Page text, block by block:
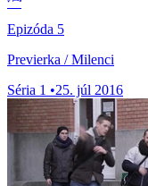
Epizóda 5
Previerka / Milenci
Séria 1 •25. júl 2016